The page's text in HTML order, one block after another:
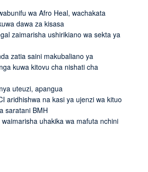
wa Afro Heal, wachakata
dawa za kisasa
zaimarisha ushirikiano wa sekta ya
zatia saini makubaliano ya
kuwa kitovu cha nishati cha
uteuzi, apangua
aridhishwa na kasi ya ujenzi wa kituo
saratani BMH
uhakika wa mafuta nchini